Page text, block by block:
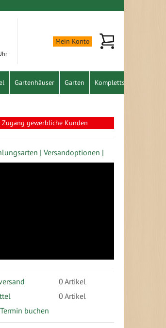
Mein Konto Mein Warenkorb
Gartenhäuser Garten Komplettset
Zugang gewerbliche Kunden
| Versandoptionen |
0 Artikel
0 Artikel